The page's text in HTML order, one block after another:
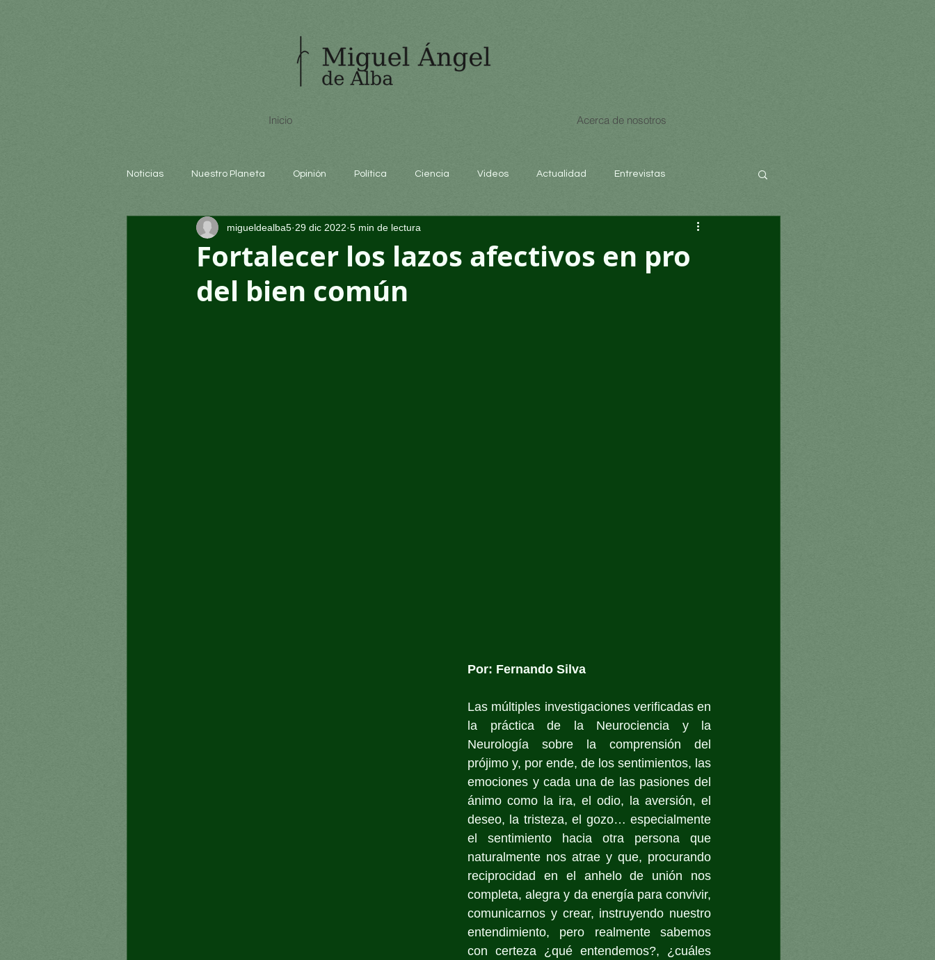
Inicio Acerca de nosotros
Noticias Nuestro Planeta Opinión Política Ciencia Videos Actualidad Entrevistas
Arte y cultura Educación educación
Fortalecer los lazos afectivos en pro
del bien común
migueldealba5 29 dic 2022 5 min de lectura
Por: Fernando Silva
Las múltiples investigaciones verificadas en
la práctica de la Neurociencia y la
Neurología sobre la comprensión del
prójimo y, por ende, de los sentimientos, las
emociones y cada una de las pasiones del
ánimo como la ira, el odio, la aversión, el
deseo, la tristeza, el gozo… especialmente
el sentimiento hacia otra persona que
naturalmente nos atrae y que, procurando
reciprocidad en el anhelo de unión nos
completa, alegra y da energía para convivir,
comunicarnos y crear, instruyendo nuestro
entendimiento, pero realmente sabemos
con certeza ¿qué entendemos?, ¿cuáles